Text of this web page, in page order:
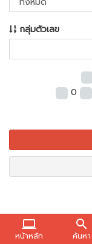
computer
หน้าหลัก
search
ค้นหา
กลุ่มตัวเลข
0